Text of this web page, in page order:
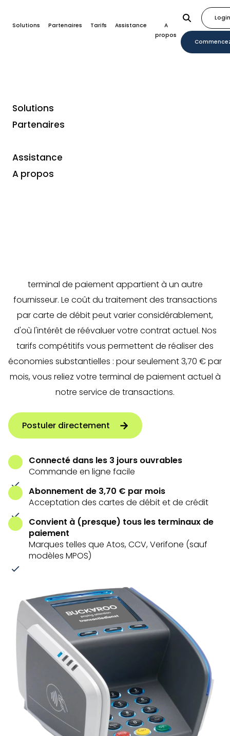
Solutions Partenaires Tarifs Assistance
A
propos
Login
Solutions
Partenaires
Assistance
A propos
Service de transaction
pour les terminaux de
terminal de paiement appartient à un autre
fournisseur. Le coût du traitement des transactions
par carte de débit peut varier considérablement,
d'où l'intérêt de réévaluer votre contrat actuel. Nos
tarifs compétitifs vous permettent de réaliser des
économies substantielles : pour seulement 3,70 € par
mois, vous reliez votre terminal de paiement actuel à
notre service de transactions.
Postuler directement
Connecté dans les 3 jours ouvrables
Commande en ligne facile
Abonnement de 3,70 € par mois
Acceptation des cartes de débit et de crédit
Convient à (presque) tous les terminaux de
paiement
Marques telles que Atos, CCV, Verifone (sauf
modèles MPOS)